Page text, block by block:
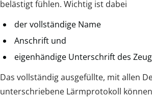
belästigt fühlen. Wichtig ist dabei
der vollständige Name
Anschrift und
eigenhändige Unterschrift des
Das vollständig ausgefüllte, mit allen
unterschriebene Lärmprotokoll